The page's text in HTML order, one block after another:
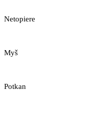
Netopiere
Myš
Potkan